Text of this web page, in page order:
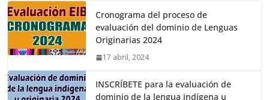
Cronograma del proceso de
evaluación del dominio de Lenguas
Originarias 2024
17 abril, 2024
INSCRÍBETE para la evaluación de
dominio de la lengua indígena u